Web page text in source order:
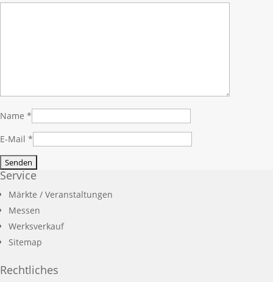
Name *
E-Mail *
Service
Märkte / Veranstaltungen
Messen
Werksverkauf
Sitemap
Rechtliches